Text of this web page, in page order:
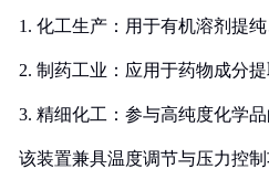
1. 化工生产：用于有机溶剂提
2. 制药工业：应用于药物成分
3. 精细化工：参与高纯度化学
该装置兼具温度调节与压力控